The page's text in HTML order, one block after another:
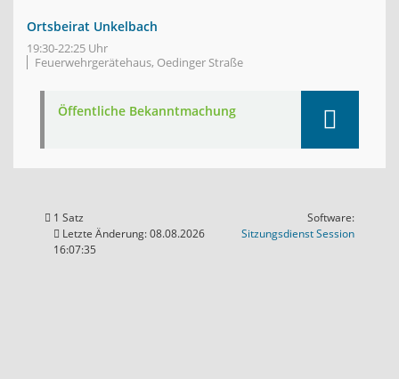
Ortsbeirat Unkelbach
19:30-22:25 Uhr
Feuerwehrgerätehaus, Oedinger Straße
Öffentliche Bekanntmachung
1 Satz
Letzte Änderung: 08.08.2026
16:07:35
Software:
SitzungsdienstSession(Wird in